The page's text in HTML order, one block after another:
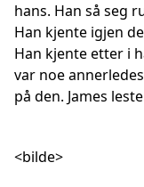
hans. Han så seg
Han kjente igjen
Han kjente etter i
var noe
på den. James
<bilde>